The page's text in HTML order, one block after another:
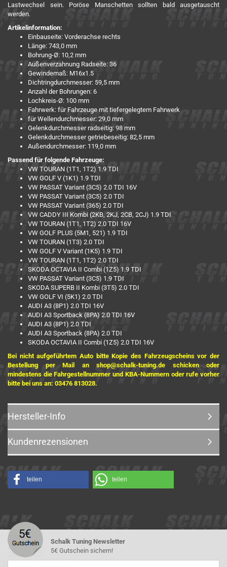
Lastwechsel sein. Poröse Manschetten sollten bald ausgetauscht
werden.
Artikelinformation:
Einbauseite: Vorderachse rechts
Länge: 743,0 mm
Bohrung-Ø: 10,2 mm
Außenverzahnung Radseite: 36
Gewindemaß: M16x1.5
Dichtringdurchmesser: 59,5 mm
Anzahl der Bohrungen: 6
Lochkreis-Ø: 100 mm
Fahrwerk: für Fahrzeuge mit tiefergelegtem Fahrwerk
für Wellendurchmesser: 29,0 mm
Gelenkdurchmesser radseitig: 98 mm
Gelenkdurchmesser getriebeseitig: 82,5 mm
Außendurchmesser: 119,0 mm
Passend für folgende Fahrzeuge:
VW TOURAN (1T1, 1T2) 1.9 TDI
VW GOLF V (1K1) 1.9 TDI
VW PASSAT Variant (3C5) 2.0 TDI 16V
VW PASSAT Variant (3C5) 2.0 TDI
VW PASSAT Variant (365) 2.0 TDI
VW CADDY III Kombi (2KB, 2KJ, 2CB, 2CJ) 1.9 TDI
VW TOURAN (1T1, 1T2) 2.0 TDI 16V
VW GOLF PLUS (5M1, 521) 1.9 TDI
VW TOURAN (1T3) 2.0 TDI
VW GOLF V Variant (1K5) 1.9 TDI
VW TOURAN (1T1, 1T2) 2.0 TDI
SKODA OCTAVIA II Combi (1Z5) 1.9 TDI
VW PASSAT Variant (3C5) 1.9 TDI
SKODA SUPERB II Kombi (3T5) 2.0 TDI
VW GOLF VI (5K1) 2.0 TDI
AUDI A3 (8P1) 2.0 TDI 16V
AUDI A3 Sportback (8PA) 2.0 TDI 16V
AUDI A3 (8P1) 2.0 TDI
AUDI A3 Sportback (8PA) 2.0 TDI
SKODA OCTAVIA II Combi (1Z5) 2.0 TDI 16V
Bei nicht aufgeführtem Auto bitte Kopie des Fahrzeugscheins vor der
Bestellung per Mail an shop@schalk-tuning.de schicken oder
mindestens die Fahrgestellnummer und KBA-Nummern oder rufe vorher
bitte bei uns an: 03476 813028.
Hersteller-Info
Kundenrezensionen
teilen teilen
Schalk Tuning Newsletter
5€ Gutschein sichern!